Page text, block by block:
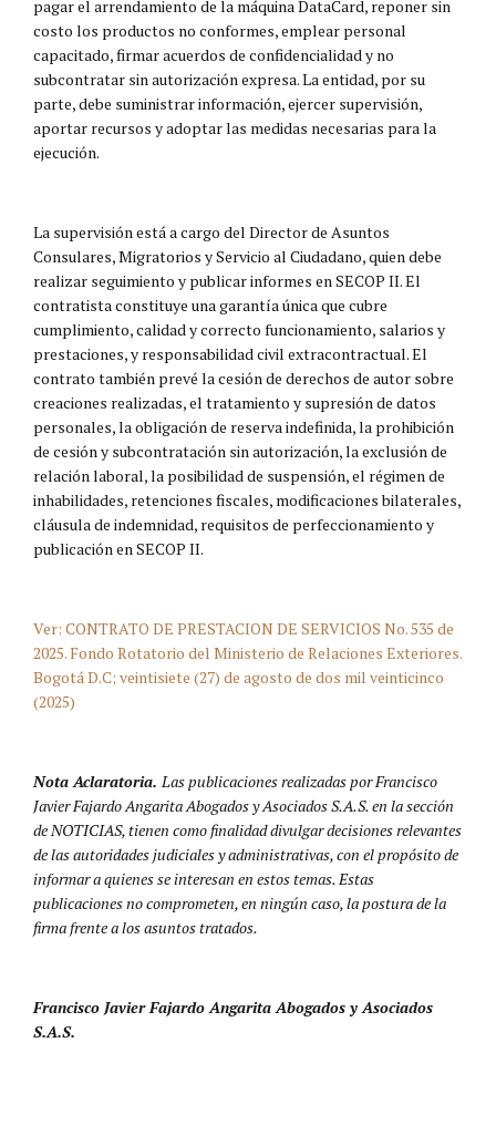
pagar el arrendamiento de la máquina DataCard, reponer sin
costo los productos no conformes, emplear personal
capacitado, firmar acuerdos de confidencialidad y no
subcontratar sin autorización expresa. La entidad, por su
parte, debe suministrar información, ejercer supervisión,
aportar recursos y adoptar las medidas necesarias para la
ejecución.
La supervisión está a cargo del Director de Asuntos
Consulares, Migratorios y Servicio al Ciudadano, quien debe
realizar seguimiento y publicar informes en SECOP II. El
contratista constituye una garantía única que cubre
cumplimiento, calidad y correcto funcionamiento, salarios y
prestaciones, y responsabilidad civil extracontractual. El
contrato también prevé la cesión de derechos de autor sobre
creaciones realizadas, el tratamiento y supresión de datos
personales, la obligación de reserva indefinida, la prohibición
de cesión y subcontratación sin autorización, la exclusión de
relación laboral, la posibilidad de suspensión, el régimen de
inhabilidades, retenciones fiscales, modificaciones bilaterales,
cláusula de indemnidad, requisitos de perfeccionamiento y
publicación en SECOP II.
Ver: CONTRATO DE PRESTACION DE SERVICIOS No. 535 de
2025. Fondo Rotatorio del Ministerio de Relaciones Exteriores.
Bogotá D.C; veintisiete (27) de agosto de dos mil veinticinco
(2025)
Nota Aclaratoria. Las publicaciones realizadas por Francisco
Javier Fajardo Angarita Abogados y Asociados S.A.S. en la sección
de NOTICIAS, tienen como finalidad divulgar decisiones relevantes
de las autoridades judiciales y administrativas, con el propósito de
informar a quienes se interesan en estos temas. Estas
publicaciones no comprometen, en ningún caso, la postura de la
firma frente a los asuntos tratados.
Francisco Javier Fajardo Angarita Abogados y Asociados
S.A.S.